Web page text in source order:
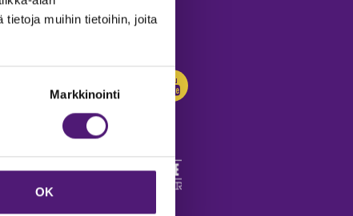
muihin tietoihin, joita
Markkinointi
OK